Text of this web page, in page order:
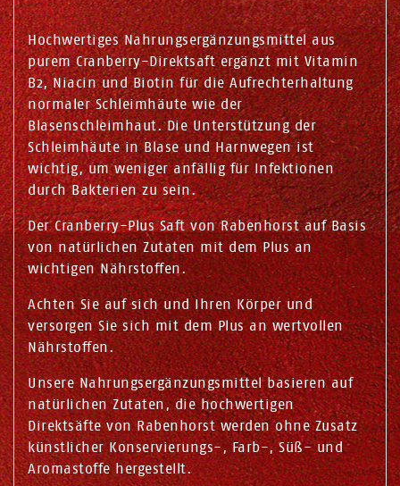
Hochwertiges Nahrungsergänzungsmittel aus
purem Cranberry-Direktsaft ergänzt mit Vitamin
B2, Niacin und Biotin für die Aufrechterhaltung
normaler Schleimhäute wie der
Blasenschleimhaut. Die Unterstützung der
Schleimhäute in Blase und Harnwegen ist
wichtig, um weniger anfällig für Infektionen
durch Bakterien zu sein.
Der Cranberry-Plus Saft von Rabenhorst auf Basis
von natürlichen Zutaten mit dem Plus an
wichtigen Nährstoffen.
Achten Sie auf sich und Ihren Körper und
versorgen Sie sich mit dem Plus an wertvollen
Nährstoffen.
Unsere Nahrungsergänzungsmittel basieren auf
natürlichen Zutaten, die hochwertigen
Direktsäfte von Rabenhorst werden ohne Zusatz
künstlicher Konservierungs-, Farb-, Süß- und
Aromastoffe hergestellt.